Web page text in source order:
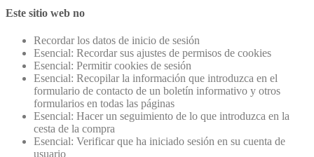
Este sitio web no
Recordar los datos de inicio de sesión
Esencial: Recordar sus ajustes de permisos de cookies
Esencial: Permitir cookies de sesión
Esencial: Recopilar la información que introduzca en el
formulario de contacto de un boletín informativo y otros
formularios en todas las páginas
Esencial: Hacer un seguimiento de lo que introduzca en la
cesta de la compra
Esencial: Verificar que ha iniciado sesión en su cuenta de
usuario